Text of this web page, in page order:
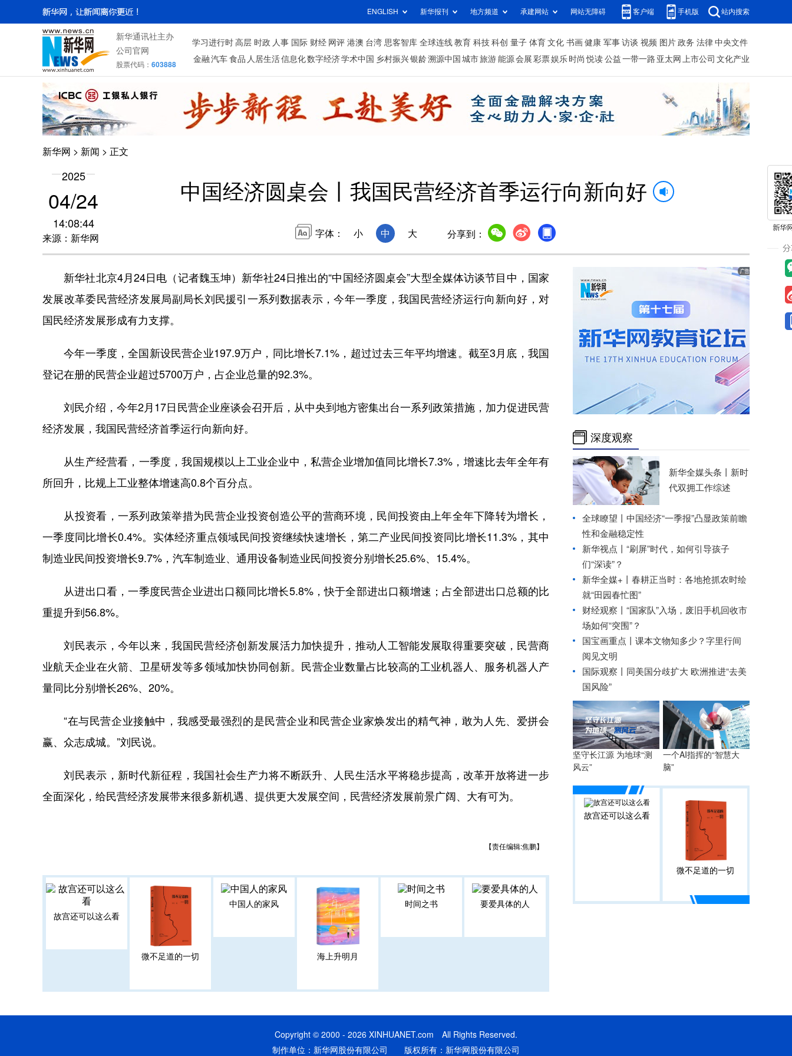
ENGLISH 新华报刊 地方频道 承建网站 网站无障碍 客户端 手机版 站内搜索
新华通讯社主办
公司官网
股票代码： 603888
学习进行时 高层 时政 人事 国际 财经 网评 港澳 台湾 思客智库 全球连线 教育 科技 科创 量子 体育 文化 书画 健康 军事 访谈 视频 图片 政务 法律 中央文件
金融 汽车 食品 人居生活信息化数字经济学术中国 乡村振兴银龄溯源中国 城市旅游 能源 会展 彩票娱乐 时尚 悦读 公益 一带一路 亚太网 上市公司 文化产业
新华网 > 新闻 > 正文
2025
04/24
14:08:44
来源：新华网
中国经济圆桌会丨我国民营经济首季运行向新向好
字体： 小 中 大 分享到：
新华社北京4月24日电（记者魏玉坤）新华社24日推出的“中国经济圆桌会”大型全媒体访谈节目中，国家
发展改革委民营经济发展局副局长刘民援引一系列数据表示，今年一季度，我国民营经济运行向新向好，对
国民经济发展形成有力支撑。
今年一季度，全国新设民营企业197.9万户，同比增长7.1%，超过过去三年平均增速。截至3月底，我国
登记在册的民营企业超过5700万户，占企业总量的92.3%。
刘民介绍，今年2月17日民营企业座谈会召开后，从中央到地方密集出台一系列政策措施，加力促进民营
经济发展，我国民营经济首季运行向新向好。
从生产经营看，一季度，我国规模以上工业企业中，私营企业增加值同比增长7.3%，增速比去年全年有
所回升，比规上工业整体增速高0.8个百分点。
从投资看，一系列政策举措为民营企业投资创造公平的营商环境，民间投资由上年全年下降转为增长，
一季度同比增长0.4%。实体经济重点领域民间投资继续快速增长，第二产业民间投资同比增长11.3%，其中
制造业民间投资增长9.7%，汽车制造业、通用设备制造业民间投资分别增长25.6%、15.4%。
从进出口看，一季度民营企业进出口额同比增长5.8%，快于全部进出口额增速；占全部进出口总额的比
重提升到56.8%。
刘民表示，今年以来，我国民营经济创新发展活力加快提升，推动人工智能发展取得重要突破，民营商
业航天企业在火箭、卫星研发等多领域加快协同创新。民营企业数量占比较高的工业机器人、服务机器人产
量同比分别增长26%、20%。
“在与民营企业接触中，我感受最强烈的是民营企业和民营企业家焕发出的精气神，敢为人先、爱拼会
赢、众志成城。”刘民说。
刘民表示，新时代新征程，我国社会生产力将不断跃升、人民生活水平将稳步提高，改革开放将进一步
全面深化，给民营经济发展带来很多新机遇、提供更大发展空间，民营经济发展前景广阔、大有可为。
【责任编辑:焦鹏】
故宫还可以这么看
微不足道的一切
中国人的家风
海上升明月
时间之书 要爱具体的人
深度观察
新华全媒头条丨 新时
代双拥工作综述
全球瞭望丨中国经济“一季报”凸显政策前瞻
性和金融稳定性
新华视点丨 “刷屏”时代，如何引导孩子
们“深读”？
新华全媒+丨 春耕正当时：各地抢抓农时绘
就“田园春忙图”
财经观察丨 “国家队”入场，废旧手机回收市
场如何“突围”？
国宝画重点丨课本文物知多少？字里行间
阅见文明
国际观察丨 同美国分歧扩大 欧洲推进“去美
国风险”
坚守长江源 为地球“测
风云”
一个AI指挥的“智慧大
脑”
故宫还可以这么看
微不足道的一切
Copyright © 2000 - 2026 XINHUANET.com All Rights Reserved.
制作单位：新华网股份有限公司 版权所有：新华网股份有限公司